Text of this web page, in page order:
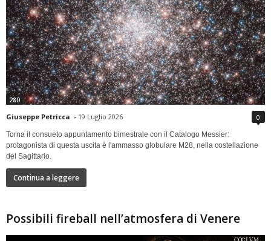
280
Giuseppe Petricca - 19 Luglio 2026 0
Torna il consueto appuntamento bimestrale con il Catalogo Messier:
protagonista di questa uscita è l'ammasso globulare M28, nella costellazione
del Sagittario.
Continua a leggere
Possibili fireball nell’atmosfera di Venere